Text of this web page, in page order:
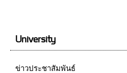
University
ข่าวประชาสัมพันธ์